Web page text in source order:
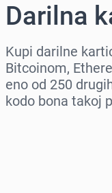
Darilna
Kupi darilne
Bitcoinom,
eno od 250
kodo bona takoj